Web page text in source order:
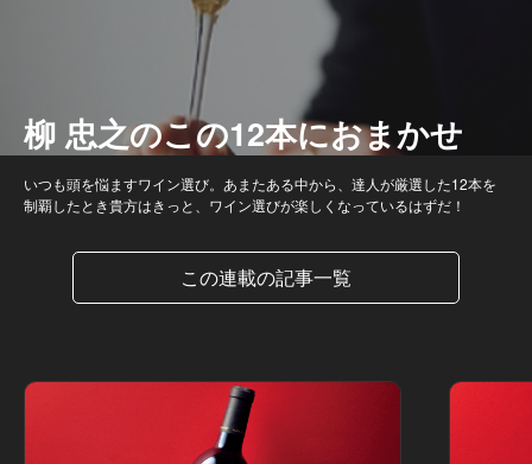
柳 忠之のこの12本におまかせ
いつも頭を悩ますワイン選び。あまたある中から、達人が厳選した12本を
制覇したとき貴方はきっと、ワイン選びが楽しくなっているはずだ！
この連載の記事一覧